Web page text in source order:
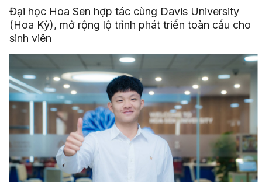
Đại học Hoa Sen hợp tác cùng Davis University
(Hoa Kỳ), mở rộng lộ trình phát triển toàn cầu cho
sinh viên